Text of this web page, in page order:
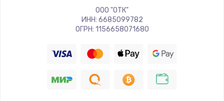
Заказать
Замена южного моста
Заказать
Замена контроллера питания
ООО "ОТК"
ИНН: 6685099782
ОГРН: 1156658071680